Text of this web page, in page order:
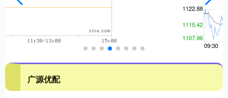
广源优配